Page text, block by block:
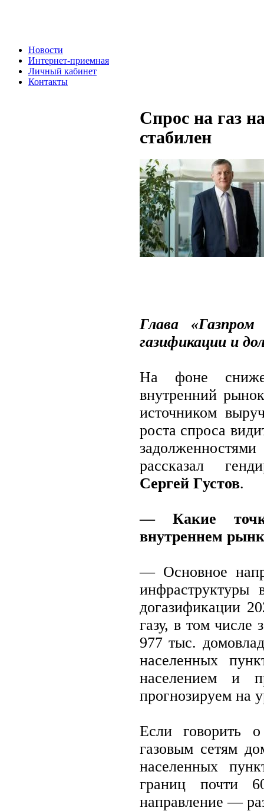
Новости
Интернет-приемная
Личный кабинет
Контакты
Спрос на газ
стабилен
Глава
газификации и
На фоне
внутренний
источником
роста спроса
рассказал
Сергей Густов.
— Какие
внутреннем
— Основное
догазификации
газу, в том числе
977 тыс.
населенных
населением и
прогнозируем на
Если говорить
газовым сетям
населенных
границ почти
направление —